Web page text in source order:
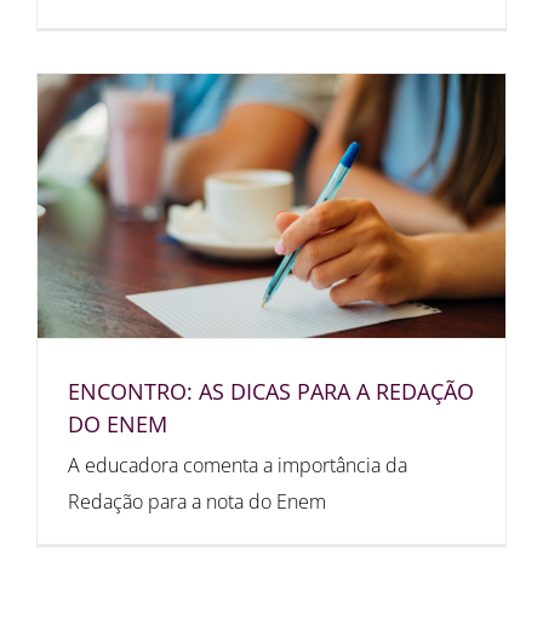
ENCONTRO: AS DICAS PARA A REDAÇÃO
DO ENEM
A educadora comenta a importância da
Redação para a nota do Enem